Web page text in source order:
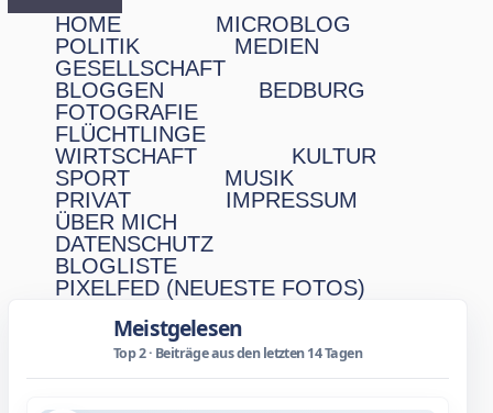
Schließen
HOME
MICROBLOG
POLITIK
MEDIEN
GESELLSCHAFT
BLOGGEN
BEDBURG
FOTOGRAFIE
FLÜCHTLINGE
WIRTSCHAFT
KULTUR
SPORT
MUSIK
PRIVAT
IMPRESSUM
ÜBER MICH
DATENSCHUTZ
BLOGLISTE
PIXELFED (NEUESTE FOTOS)
Meistgelesen
Top 2 · Beiträge aus den letzten 14 Tagen